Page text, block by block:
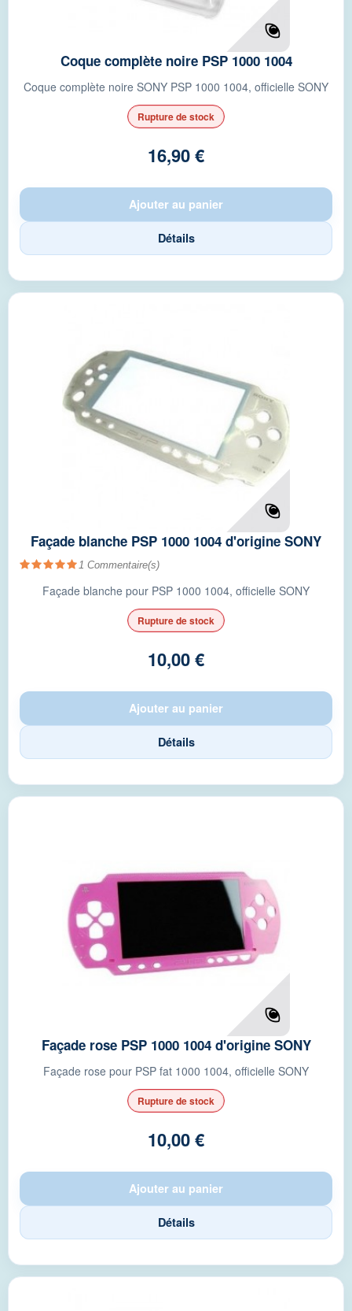
Coque complète noire PSP 1000 1004
Coque complète noire SONY PSP 1000 1004, officielle SONY
Rupture de stock
16,90 €
Ajouter au panier
Détails
Façade blanche PSP 1000 1004 d'origine SONY
1 Commentaire(s)
Façade blanche pour PSP 1000 1004, officielle SONY
Rupture de stock
10,00 €
Ajouter au panier
Détails
Façade rose PSP 1000 1004 d'origine SONY
Façade rose pour PSP fat 1000 1004, officielle SONY
Rupture de stock
10,00 €
Ajouter au panier
Détails